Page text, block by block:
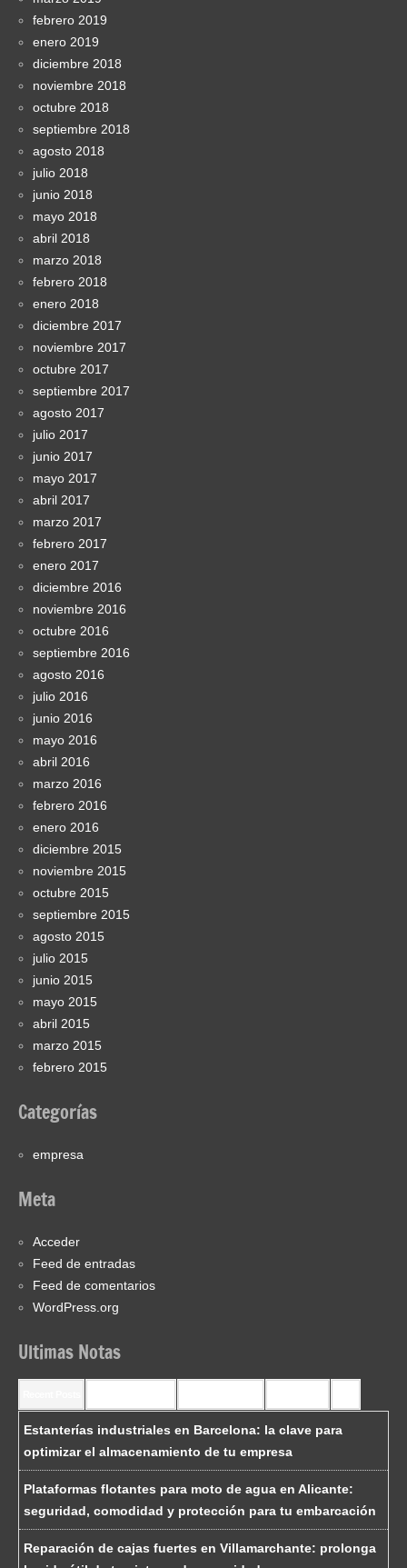
febrero 2019
enero 2019
diciembre 2018
noviembre 2018
octubre 2018
septiembre 2018
agosto 2018
julio 2018
junio 2018
mayo 2018
abril 2018
marzo 2018
febrero 2018
enero 2018
diciembre 2017
noviembre 2017
octubre 2017
septiembre 2017
agosto 2017
julio 2017
junio 2017
mayo 2017
abril 2017
marzo 2017
febrero 2017
enero 2017
diciembre 2016
noviembre 2016
octubre 2016
septiembre 2016
agosto 2016
julio 2016
junio 2016
mayo 2016
abril 2016
marzo 2016
febrero 2016
enero 2016
diciembre 2015
noviembre 2015
octubre 2015
septiembre 2015
agosto 2015
julio 2015
junio 2015
mayo 2015
abril 2015
marzo 2015
febrero 2015
Categorías
empresa
Meta
Acceder
Feed de entradas
Feed de comentarios
WordPress.org
Ultimas Notas
Estanterías industriales en Barcelona: la clave para
optimizar el almacenamiento de tu empresa
Plataformas flotantes para moto de agua en Alicante:
seguridad, comodidad y protección para tu embarcación
Reparación de cajas fuertes en Villamarchante: prolonga